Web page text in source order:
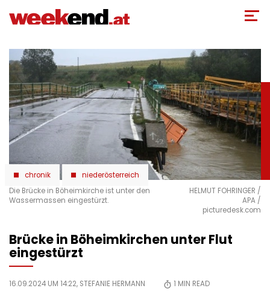
zum
chronik
niederösterreich
Die Brücke in Böheimkirche ist unter den
Wassermassen eingestürzt.
HELMUT FOHRINGER /
APA /
picturedesk.com
Brücke in Böheimkirchen unter Flut
eingestürzt
16.09.2024 UM 14:22, STEFANIE HERMANN 1 MIN READ